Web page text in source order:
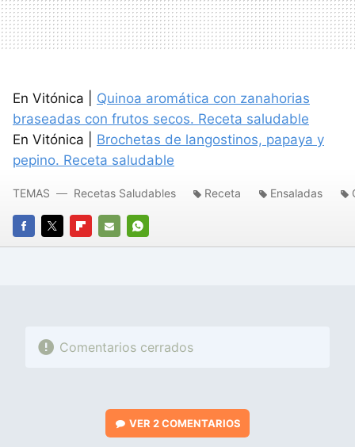
En Vitónica | Quinoa aromática con zanahorias
braseadas con frutos secos. Receta saludable
En Vitónica | Brochetas de langostinos, papaya y
pepino. Receta saludable
FACEBOOK
TWITTERFLIPBOARD
E-
WHATSAPP
TEMAS Recetas Saludables Receta Ensaladas
Comentarios cerrados
VER2 COMENTARIOS